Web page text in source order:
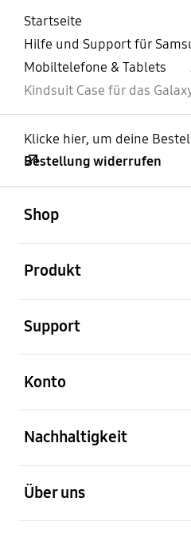
Startseite
Hilfe und Support für
Mobiltelefone & Tablets
Kindsuit Case für das
Klicke hier, um deine
Bestellung widerrufen
Shop
Produkt
Support
Konto
Nachhaltigkeit
Über uns